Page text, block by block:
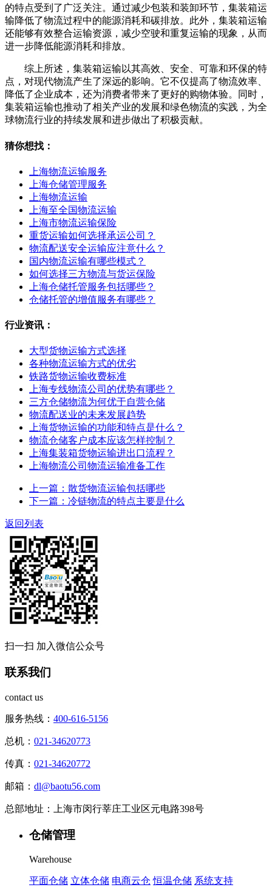
的特点受到了广泛关注。通过减少包装和装卸环节，集装箱运
输降低了物流过程中的能源消耗和碳排放。此外，集装箱运输
还能够有效整合运输资源，减少空驶和重复运输的现象，从而
进一步降低能源消耗和排放。
综上所述，集装箱运输以其高效、安全、可靠和环保的特
点，对现代物流产生了深远的影响。它不仅提高了物流效率、
降低了企业成本，还为消费者带来了更好的购物体验。同时，
集装箱运输也推动了相关产业的发展和绿色物流的实践，为全
球物流行业的持续发展和进步做出了积极贡献。
猜你想找：
上海物流运输服务
上海仓储管理服务
上海物流运输
上海至全国物流运输
上海市物流运输保险
重货运输如何选择承运公司？
物流配送安全运输应注意什么？
国内物流运输有哪些模式？
如何选择三方物流与货运保险
上海仓储托管服务包括哪些？
仓储托管的增值服务有哪些？
行业资讯：
大型货物运输方式选择
各种物流运输方式的优劣
铁路货物运输收费标准
上海专线物流公司的优势有哪些？
三方仓储物流为何优于自营仓储
物流配送业的未来发展趋势
上海货物运输的功能和特点是什么？
物流仓储客户成本应该怎样控制？
上海集装箱货物运输进出口流程？
上海物流公司物流运输准备工作
上一篇：散货物流运输包括哪些
下一篇：冷链物流的特点主要是什么
返回列表
扫一扫 加入微信公众号
联系我们
contact us
服务热线： 400-616-5156
总机： 021-34620773
传真： 021-34620772
邮箱： dl@baotu56.com
总部地址：上海市闵行莘庄工业区元电路398号
仓储管理
Warehouse
平面仓储 立体仓储 电商云仓 恒温仓储 系统支持